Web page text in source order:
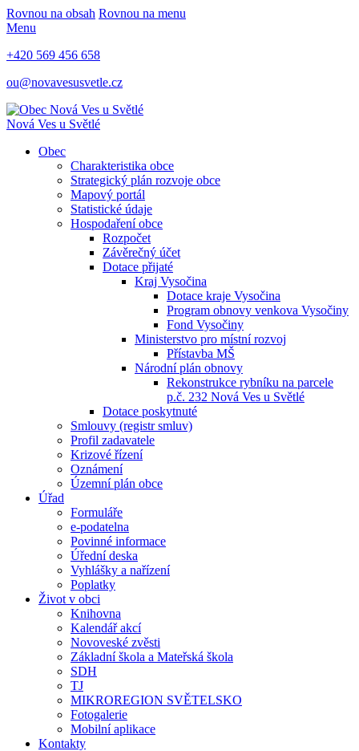
Rovnou na obsah Rovnou na menu
Menu
+420 569 456 658
ou@novavesusvetle.cz
Nová Ves u Světlé
Obec
Charakteristika obce
Strategický plán rozvoje obce
Mapový portál
Statistické údaje
Hospodaření obce
Rozpočet
Závěrečný účet
Dotace přijaté
Kraj Vysočina
Dotace kraje Vysočina
Program obnovy venkova Vysočiny
Fond Vysočiny
Ministerstvo pro místní rozvoj
Přístavba MŠ
Národní plán obnovy
Rekonstrukce rybníku na parcele
p.č. 232 Nová Ves u Světlé
Dotace poskytnuté
Smlouvy (registr smluv)
Profil zadavatele
Krizové řízení
Oznámení
Územní plán obce
Úřad
Formuláře
e-podatelna
Povinné informace
Úřední deska
Vyhlášky a nařízení
Poplatky
Život v obci
Knihovna
Kalendář akcí
Novoveské zvěsti
Základní škola a Mateřská škola
SDH
TJ
MIKROREGION SVĚTELSKO
Fotogalerie
Mobilní aplikace
Kontakty